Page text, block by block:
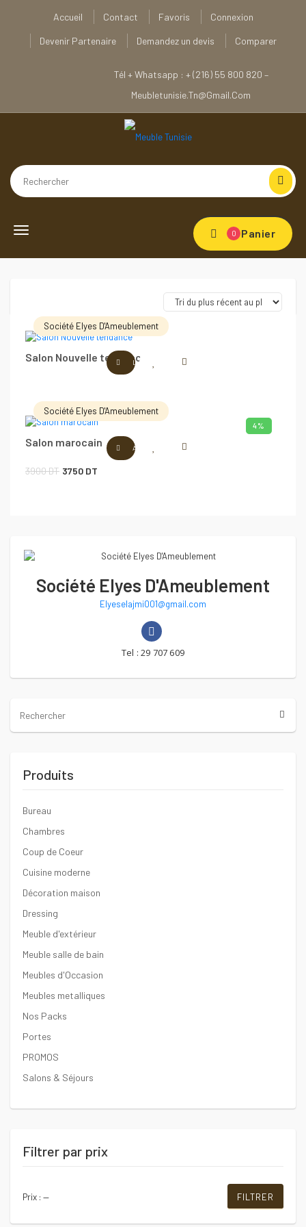
Accueil Contact Favoris Connexion
Devenir Partenaire Demandez un devis Comparer
Tél + Whatsapp : + (216) 55 800 820 –
Meubletunisie.tn@gmail.com
Toggle navigation 0 Panier
Société Elyes D'Ameublement
Salon Nouvelle tendanceLIRE LA SUITE
4%
Société Elyes D'Ameublement
Salon marocain
3900DT Le
3900 DT.
3750 DT
3750 DT.
AJOUTER AU PANIER
Société Elyes D'Ameublement
Elyeselajmi001@gmail.com
Tel : 29 707 609
Produits
Bureau
Chambres
Coup de Coeur
Cuisine moderne
Décoration maison
Dressing
Meuble d'extérieur
Meuble salle de bain
Meubles d'Occasion
Meubles metalliques
Nos Packs
Portes
PROMOS
Salons & Séjours
Filtrer par prix
Prix
min
Prix
maxFILTRER
Prix : —